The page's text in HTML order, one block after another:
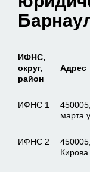
ИФНС,
округ,
район
Адрес
ИФНС 1
марта
ИФНС 2
450005,